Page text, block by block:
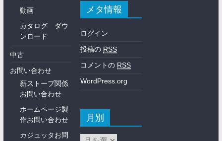
動画
カタログ ダウ
ンロード
中古
お問い合わせ
薪ストーブ関係
お問い合わせ
ホームページ製
作お問い合わせ
カジュッタお問
メタ情報
ログイン
投稿の RSS
コメントの RSS
WordPress.org
月別